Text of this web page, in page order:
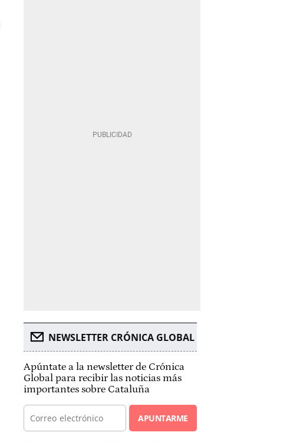
NEWSLETTER CRÓNICA GLOBAL
Apúntate a la newsletter de Crónica
Global para recibir las noticias más
importantes sobre Cataluña
APUNTARME